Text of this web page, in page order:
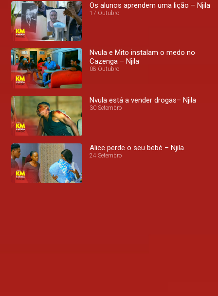
Os alunos aprendem uma lição – Njila
17 Outubro
Nvula e Mito instalam o medo no
Cazenga – Njila
08 Outubro
Nvula está a vender drogas– Njila
30 Setembro
Alice perde o seu bebé – Njila
24 Setembro